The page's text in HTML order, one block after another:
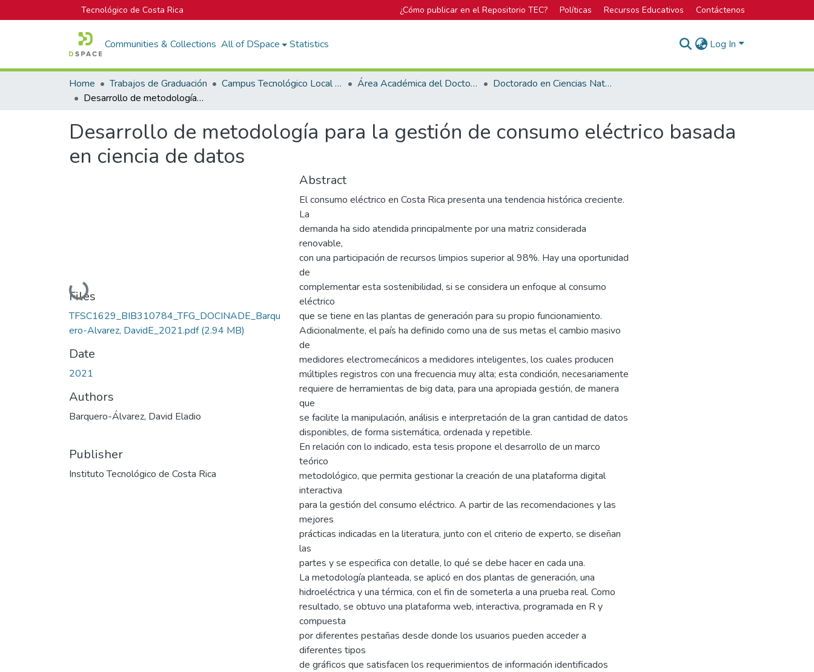
Tecnológico de Costa Rica ¿Cómo publicar en el Repositorio TEC? Políticas Recursos Educativos Contáctenos
Communities & Collections All of DSpace Statistics Log In
Home Trabajos de Graduación Campus Tecnológico Local San Carlos Área Académica del Doctorado en Ciencias Naturales para el Desarrollo
Doctorado en Ciencias Naturales para el Desarrollo
Desarrollo de metodología para la gestión de consumo eléctrico basada en ciencia de datos
Desarrollo de metodología para la gestión de consumo eléctrico basada
en ciencia de datos
Loading...
Files
TFSC1629_BIB310784_TFG_DOCINADE_Barqu
ero-Alvarez, DavidE_2021.pdf(2.94 MB)
Date
2021
Authors
Barquero-Álvarez, David Eladio
Publisher
Instituto Tecnológico de Costa Rica
Abstract
El consumo eléctrico en Costa Rica presenta una tendencia histórica creciente.
La
demanda ha sido atendida principalmente por una matriz considerada
renovable,
con una participación de recursos limpios superior al 98%. Hay una oportunidad
de
complementar esta sostenibilidad, si se considera un enfoque al consumo
eléctrico
que se tiene en las plantas de generación para su propio funcionamiento.
Adicionalmente, el país ha definido como una de sus metas el cambio masivo
de
medidores electromecánicos a medidores inteligentes, los cuales producen
múltiples registros con una frecuencia muy alta; esta condición, necesariamente
requiere de herramientas de big data, para una apropiada gestión, de manera
que
se facilite la manipulación, análisis e interpretación de la gran cantidad de datos
disponibles, de forma sistemática, ordenada y repetible.
En relación con lo indicado, esta tesis propone el desarrollo de un marco
teórico
metodológico, que permita gestionar la creación de una plataforma digital
interactiva
para la gestión del consumo eléctrico. A partir de las recomendaciones y las
mejores
prácticas indicadas en la literatura, junto con el criterio de experto, se diseñan
las
partes y se especifica con detalle, lo qué se debe hacer en cada una.
La metodología planteada, se aplicó en dos plantas de generación, una
hidroeléctrica y una térmica, con el fin de someterla a una prueba real. Como
resultado, se obtuvo una plataforma web, interactiva, programada en R y
compuesta
por diferentes pestañas desde donde los usuarios pueden acceder a
diferentes tipos
de gráficos que satisfacen los requerimientos de información identificados